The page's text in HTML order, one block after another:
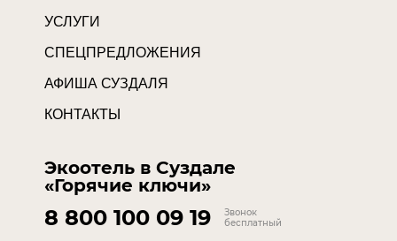
УСЛУГИ
СПЕЦПРЕДЛОЖЕНИЯ
АФИША СУЗДАЛЯ
КОНТАКТЫ
Экоотель в Суздале
«Горячие ключи»
8 800 100 09 19
Звонок
бесплатный